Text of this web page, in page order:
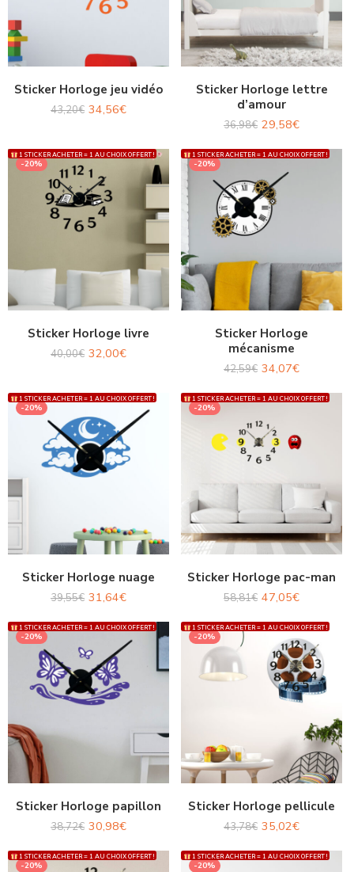
Sticker Horloge jeu vidéo
43,20€ 34,56€
Sticker Horloge lettre
d’amour
36,98€ 29,58€
1 STICKER ACHETER = 1 AU CHOIX OFFERT !
-20%
Sticker Horloge livre
40,00€ 32,00€
1 STICKER ACHETER = 1 AU CHOIX OFFERT !
-20%
Sticker Horloge
mécanisme
42,59€ 34,07€
1 STICKER ACHETER = 1 AU CHOIX OFFERT !
-20%
Sticker Horloge nuage
39,55€ 31,64€
1 STICKER ACHETER = 1 AU CHOIX OFFERT !
-20%
Sticker Horloge pac-man
58,81€ 47,05€
1 STICKER ACHETER = 1 AU CHOIX OFFERT !
-20%
Sticker Horloge papillon
38,72€ 30,98€
1 STICKER ACHETER = 1 AU CHOIX OFFERT !
-20%
Sticker Horloge pellicule
43,78€ 35,02€
1 STICKER ACHETER = 1 AU CHOIX OFFERT !
-20%
1 STICKER ACHETER = 1 AU CHOIX OFFERT !
-20%